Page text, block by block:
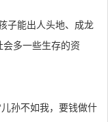
子能出人头地、成龙
多一些生存的资
孙不如我，要钱做什